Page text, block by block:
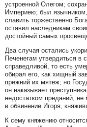
устроенной Олегом;
Империею; был
славить торжественно
оставил наследникам
достойный самых
Два случая остались
Печенегам утвердиться в
справедливой, то есть
обирал его, как хищный
прежний их мятеж; но
он наказывает
недостатком преданий, не
в обвинение Игоря,
К сему княжению